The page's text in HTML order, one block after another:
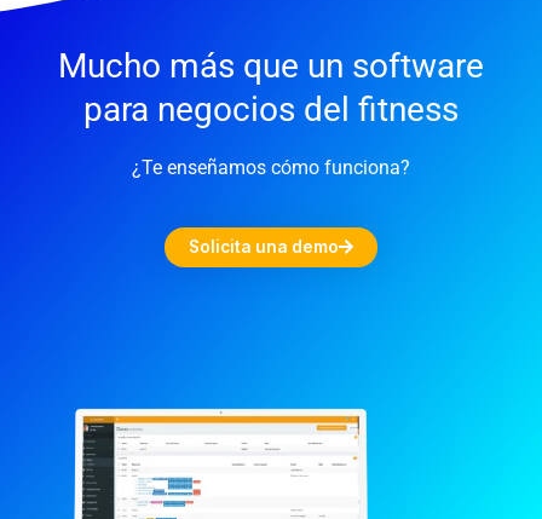
Mucho más que un software
para negocios del fitness
¿Te enseñamos cómo funciona?
Solicita una demo